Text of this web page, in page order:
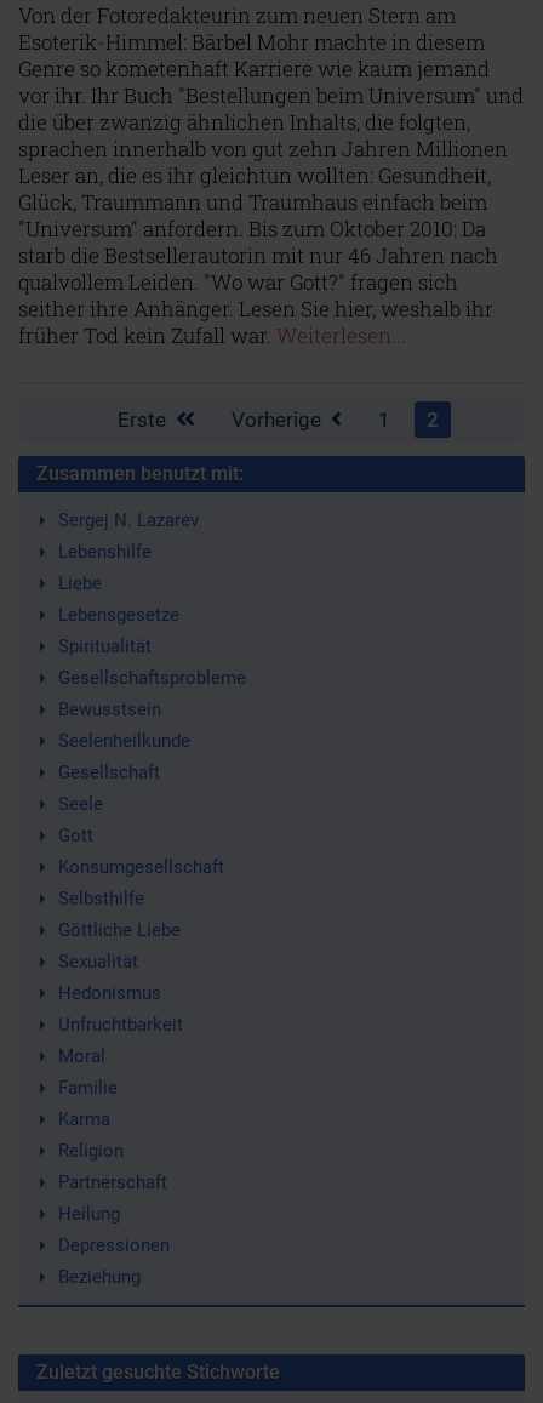
Von der Fotoredakteurin zum neuen Stern am
Esoterik-Himmel: Bärbel Mohr machte in diesem
Genre so kometenhaft Karriere wie kaum jemand
vor ihr. Ihr Buch "Bestellungen beim Universum" und
die über zwanzig ähnlichen Inhalts, die folgten,
sprachen innerhalb von gut zehn Jahren Millionen
Leser an, die es ihr gleichtun wollten: Gesundheit,
Glück, Traummann und Traumhaus einfach beim
"Universum" anfordern. Bis zum Oktober 2010: Da
starb die Bestsellerautorin mit nur 46 Jahren nach
qualvollem Leiden. "Wo war Gott?" fragen sich
seither ihre Anhänger. Lesen Sie hier, weshalb ihr
früher Tod kein Zufall war. Weiterlesen...
Erste Vorherige 1 2
Zusammen benutzt mit:
Sergej N. Lazarev
Lebenshilfe
Liebe
Lebensgesetze
Spiritualität
Gesellschaftsprobleme
Bewusstsein
Seelenheilkunde
Gesellschaft
Seele
Gott
Konsumgesellschaft
Selbsthilfe
Göttliche Liebe
Sexualität
Hedonismus
Unfruchtbarkeit
Moral
Familie
Karma
Religion
Partnerschaft
Heilung
Depressionen
Beziehung
Zuletzt gesuchte Stichworte